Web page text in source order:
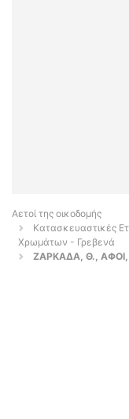
Αετοί της οικοδομής
Κατασκευαστικές
Χρωμάτων - Γρεβενά
ΖΑΡΚΑΔΑ, Θ., ΑΦΟΙ,